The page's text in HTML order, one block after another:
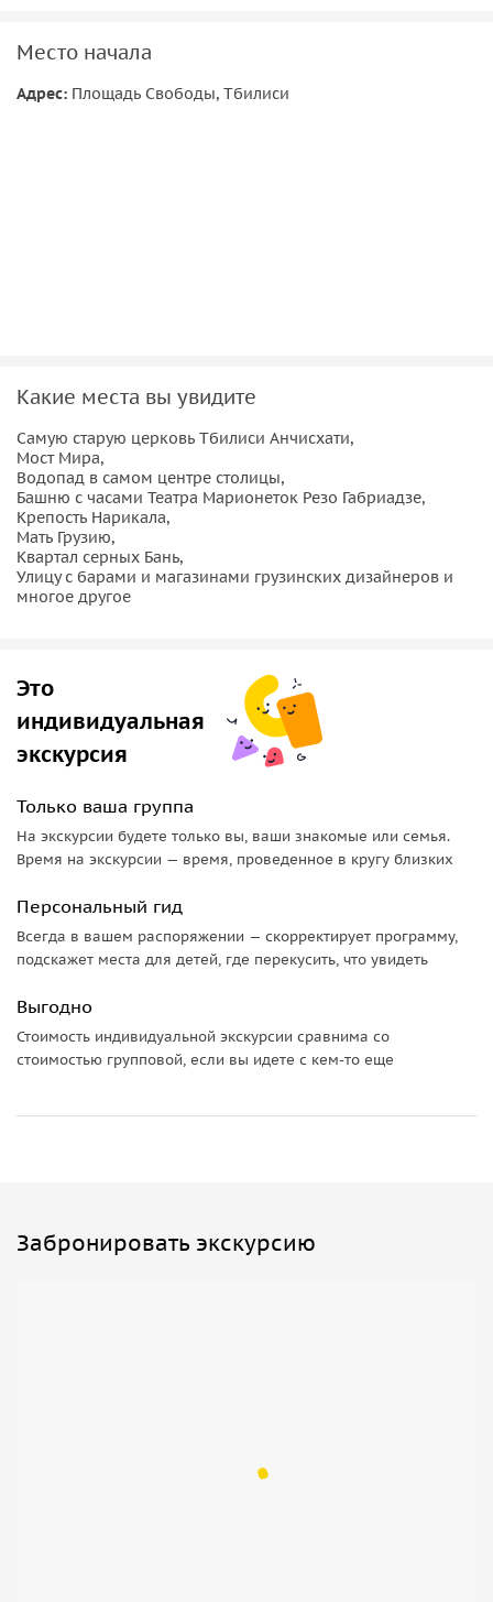
Место начала
Адрес: Площадь Свободы, Тбилиси
Какие места вы увидите
Самую старую церковь Тбилиси Анчисхати,
Мост Мира,
Водопад в самом центре столицы,
Башню с часами Театра Марионеток Резо Габриадзе,
Крепость Нарикала,
Мать Грузию,
Квартал серных Бань,
Улицу с барами и магазинами грузинских дизайнеров и
многое другое
Это
индивидуальная
экскурсия
Только ваша группа
На экскурсии будете только вы, ваши знакомые или семья.
Время на экскурсии — время, проведенное в кругу близких
Персональный гид
Всегда в вашем распоряжении — скорректирует программу,
подскажет места для детей, где перекусить, что увидеть
Выгодно
Стоимость индивидуальной экскурсии сравнима со
стоимостью групповой, если вы идете с кем-то еще
Забронировать экскурсию